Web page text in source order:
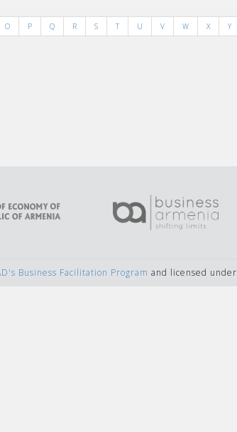
O P Q R S T U V W X Y
Business Facilitation Program and licensed under